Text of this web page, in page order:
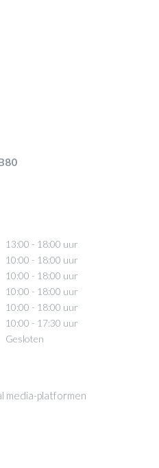
13:00 - 18:00 uur
10:00 - 18:00 uur
10:00 - 18:00 uur
10:00 - 18:00 uur
10:00 - 18:00 uur
10:00 - 17:30 uur
Gesloten
media-platformen